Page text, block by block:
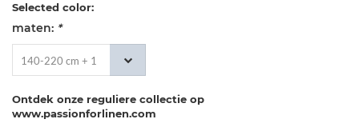
Selected color:
maten: *
140-220 cm + 1
x 60-70 cm
Ontdek onze reguliere collectie op
www.passionforlinen.com